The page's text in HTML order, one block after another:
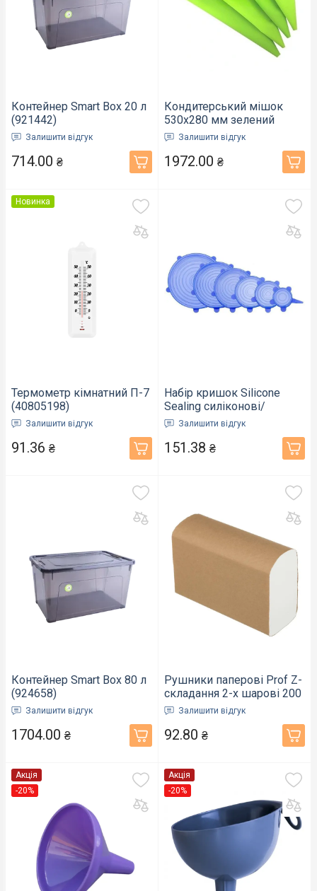
Контейнер Smart Box 20 л
(921442)
Залишити відгук
714.00 ₴
Кондитерський мішок
530х280 мм зелений
100шт/уп (000859)
Залишити відгук
1972.00 ₴
Новинка
Термометр кімнатний П-7
(40805198)
Залишити відгук
91.36 ₴
Набір кришок Silicone
Sealing силіконові/
герметичні для посуду
Залишити відгук
151.38 ₴
Контейнер Smart Box 80 л
(924658)
Залишити відгук
1704.00 ₴
Рушники паперові Prof Z-
складання 2-х шарові 200
арк (895237)
Залишити відгук
92.80 ₴
Акція
-20%
Акція
-20%